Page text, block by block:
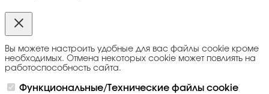
Вы можете настроить удобные для вас файлы cookie кроме
необходимых. Отмена некоторых cookie может повлиять на
работоспособность сайта.
Функциональные/Технические файлы cookie